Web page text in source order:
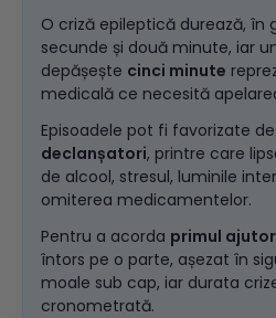
O criză epileptică durează, în
secunde și două minute, iar
depășește cinci minute
medicală ce necesită apelarea
Episoadele pot fi favorizate
declanșatori, printre care
de alcool, stresul, luminile
omiterea medicamentelor.
Pentru a acorda primul ajutor
întors pe o parte, așezat în
moale sub cap, iar durata
cronometrată.